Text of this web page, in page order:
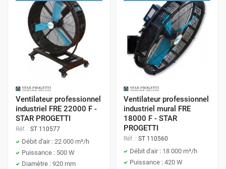
Ventilateur professionnel
industriel FRE 22000 F -
STAR PROGETTI
Réf. : ST 110577
Débit d'air : 22 000 m³/h
Puissance : 500 W
Diamètre : 920 mm
Ventilateur professionnel
industriel mural FRE
18000 F - STAR
PROGETTI
Réf. : ST 110560
Débit d'air : 18 000 m³/h
Puissance : 420 W